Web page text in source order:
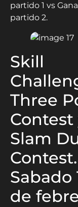
partido 1 vs
partido 2.
Skill
Three
Contest
Slam
Contest.
Sabado
de